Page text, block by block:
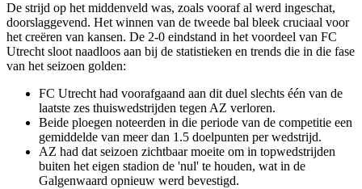
De strijd op het middenveld was, zoals vooraf al werd ingeschat,
doorslaggevend. Het winnen van de tweede bal bleek cruciaal voor
het creëren van kansen. De 2-0 eindstand in het voordeel van FC
Utrecht sloot naadloos aan bij de statistieken en trends die in die fase
van het seizoen golden:
FC Utrecht had voorafgaand aan dit duel slechts één van de
laatste zes thuiswedstrijden tegen AZ verloren.
Beide ploegen noteerden in die periode van de competitie een
gemiddelde van meer dan 1.5 doelpunten per wedstrijd.
AZ had dat seizoen zichtbaar moeite om in topwedstrijden
buiten het eigen stadion de 'nul' te houden, wat in de
Galgenwaard opnieuw werd bevestigd.